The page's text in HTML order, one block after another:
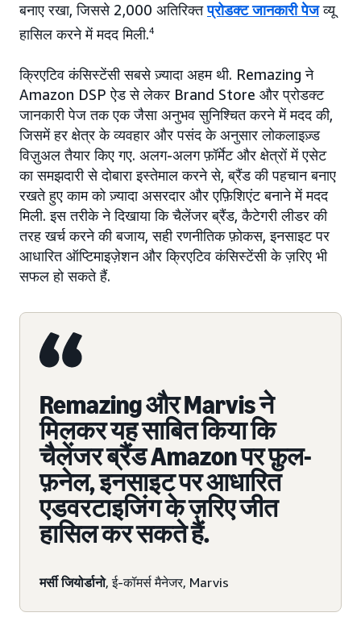
बनाए रखा, जिससे 2,000 अतिरिक्तप्रोडक्ट जानकारी पेजव्यू
हासिल करने में मदद मिली.4
क्रिएटिव कंसिस्टेंसी सबसे ज़्यादा अहम थी. Remazing ने
Amazon DSP ऐड से लेकर Brand Store और प्रोडक्ट
जानकारी पेज तक एक जैसा अनुभव सुनिश्चित करने में मदद की,
जिसमें हर क्षेत्र के व्यवहार और पसंद के अनुसार लोकलाइज़्ड
विज़ुअल तैयार किए गए. अलग-अलग फ़ॉर्मेट और क्षेत्रों में एसेट
का समझदारी से दोबारा इस्तेमाल करने से, ब्रैंड की पहचान बनाए
रखते हुए काम को ज़्यादा असरदार और एफ़िशिएंट बनाने में मदद
मिली. इस तरीके ने दिखाया कि चैलेंजर ब्रैंड, कैटेगरी लीडर की
तरह खर्च करने की बजाय, सही रणनीतिक फ़ोकस, इनसाइट पर
आधारित ऑप्टिमाइज़ेशन और क्रिएटिव कंसिस्टेंसी के ज़रिए भी
सफल हो सकते हैं.
Remazing और Marvis ने
मिलकर यह साबित किया कि
चैलेंजर ब्रैंड Amazon पर फ़ुल-
फ़नेल, इनसाइट पर आधारित
एडवरटाइजिंग के ज़रिए जीत
हासिल कर सकते हैं.
मर्सी जियोर्डानो, ई-कॉमर्स मैनेजर, Marvis